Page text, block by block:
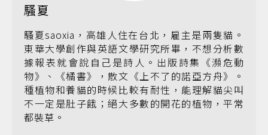
騷夏
騷夏saoxia，高雄人住在台北，雇主是兩隻貓。
東華大學創作與英語文學研究所畢，不想分析數
據報表就會說自己是詩人。出版詩集《瀕危動
物》、《橘書》，散文《上不了的諾亞方舟》。
種植物和養貓的時候比較有耐性，能理解貓尖叫
不一定是肚子餓；絕大多數的開花的植物，平常
都裝草。